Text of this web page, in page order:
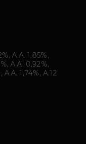
A.A. 1,85%,
A.A. 0,92%,
A.A. 1,74%, A.12